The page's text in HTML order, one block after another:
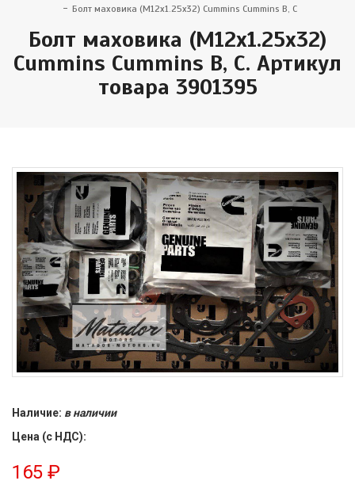
Болт маховика (М12x1.25x32) Cummins Cummins B, C
Болт маховика (М12x1.25x32)
Cummins Cummins B, C. Артикул
товара 3901395
Наличие: в наличии
Цена (с НДС):
165 ₽